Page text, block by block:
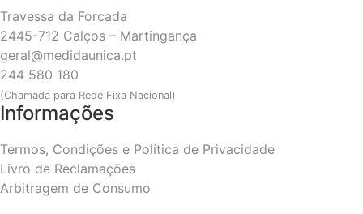
Travessa da Forcada
2445-712 Calços – Martingança
geral@medidaunica.pt
244 580 180
(Chamada para Rede Fixa Nacional)
Informações
Termos, Condições e Política de Privacidade
Livro de Reclamações
Arbitragem de Consumo